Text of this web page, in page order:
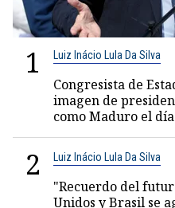
1 Luiz Inácio Lula Da Silva
Congresista de
imagen de
como Maduro el
2 Luiz Inácio Lula Da Silva
"Recuerdo del
Unidos y Brasil se